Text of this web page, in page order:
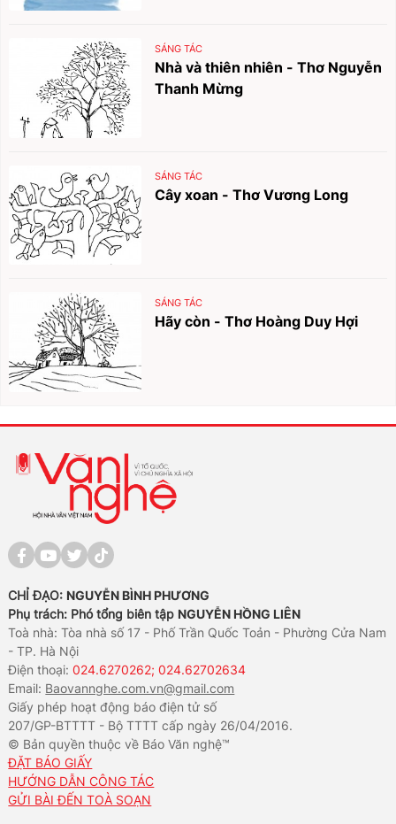
SÁNG TÁC
Nhà và thiên nhiên - Thơ Nguyễn
Thanh Mừng
SÁNG TÁC
Cây xoan - Thơ Vương Long
SÁNG TÁC
Hãy còn - Thơ Hoàng Duy Hợi
CHỈ ĐẠO: NGUYỄN BÌNH PHƯƠNG
Phụ trách: Phó tổng biên tập NGUYỄN HỒNG LIÊN
Toà nhà: Tòa nhà số 17 - Phố Trần Quốc Toản - Phường Cửa Nam
- TP. Hà Nội
Điện thoại:024.6270262; 024.62702634
Email: Baovannghe.com.vn@gmail.com
Giấy phép hoạt động báo điện tử số
207/GP-BTTTT - Bộ TTTT cấp ngày 26/04/2016.
© Bản quyền thuộc về Báo Văn nghệ™
ĐẶT BÁO GIẤY
HƯỚNG DẪN CÔNG TÁC
GỬI BÀI ĐẾN TOÀ SOẠN